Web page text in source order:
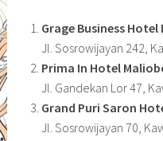
Grage Business
Jl. Sosrowijayan 242,
Prima In Hotel
Jl. Gandekan Lor 47,
Grand Puri Saron
Jl. Sosrowijayan 70,